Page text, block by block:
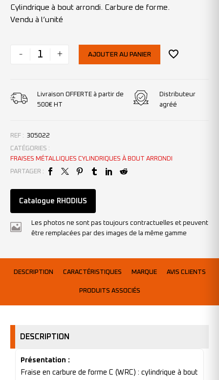
Cylindrique à bout arrondi. Carbure de forme.
Vendu à l’unité
- + AJOUTER AU PANIER
Livraison OFFERTE à partir de
500€ HT
Distributeur
agréé
REF : 305022
CATÉGORIES :
FRAISES MÉTALLIQUES CYLINDRIQUES À BOUT ARRONDI
PARTAGER :
Catalogue RHODIUS
Les photos ne sont pas toujours contractuelles et peuvent
être remplacées par des images de la même gamme
DESCRIPTION CARACTÉRISTIQUES MARQUE AVIS CLIENTS
PRODUITS ASSOCIÉS
DESCRIPTION
Présentation :
Fraise en carbure de forme C (WRC) : cylindrique à bout